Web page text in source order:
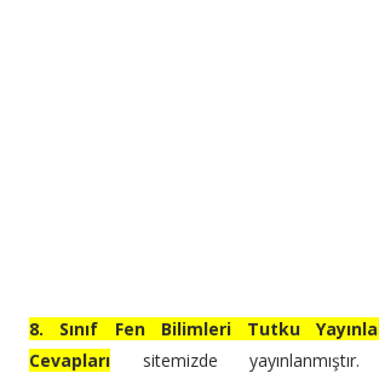
8. Sınıf Fen Bilimleri Tutku
Cevaplarısitemizde yayınlanmıştır.